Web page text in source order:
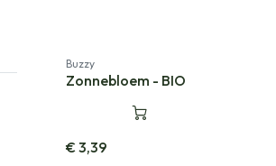
Buzzy
Zonnebloem - BIO
€3,39